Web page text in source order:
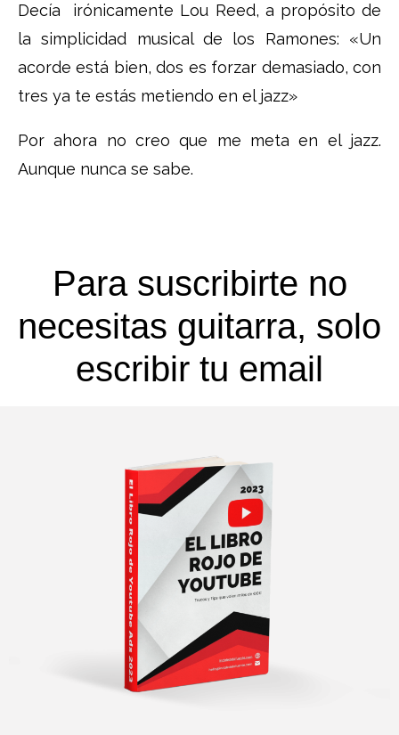
Decía irónicamente Lou Reed, a propósito de
la simplicidad musical de los Ramones: «Un
acorde está bien, dos es forzar demasiado, con
tres ya te estás metiendo en el jazz»
Por ahora no creo que me meta en el jazz.
Aunque nunca se sabe.
Para suscribirte no
necesitas guitarra, solo
escribir tu email